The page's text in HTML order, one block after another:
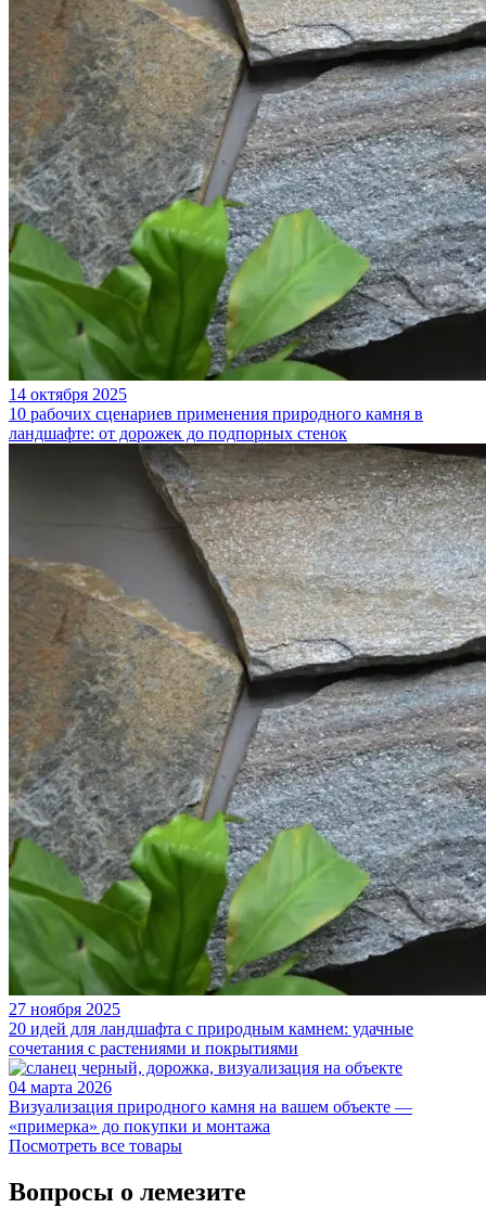
14 октября 2025
10 рабочих сценариев применения природного камня в
ландшафте: от дорожек до подпорных стенок
27 ноября 2025
20 идей для ландшафта с природным камнем: удачные
сочетания с растениями и покрытиями
04 марта 2026
Визуализация природного камня на вашем объекте —
«примерка» до покупки и монтажа
Посмотреть все товары
Вопросы о лемезите